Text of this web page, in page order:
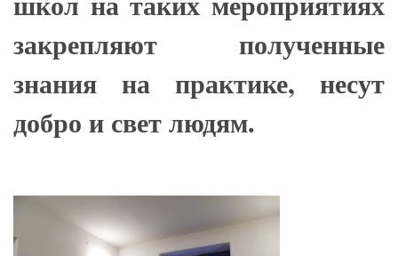
закрепляют полученные
знания на практике, несут
добро и свет людям.